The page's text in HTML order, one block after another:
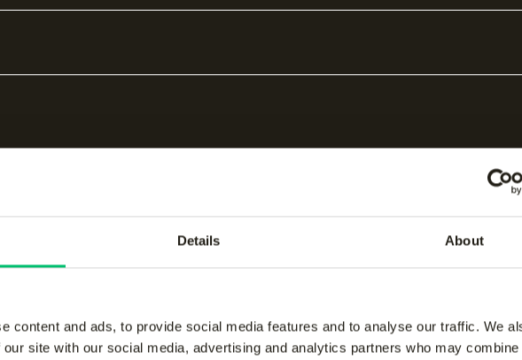
Details About
content and ads, to provide social media features and to analyse our traffic. We
site with our social media, advertising and analytics partners who may combine
producten